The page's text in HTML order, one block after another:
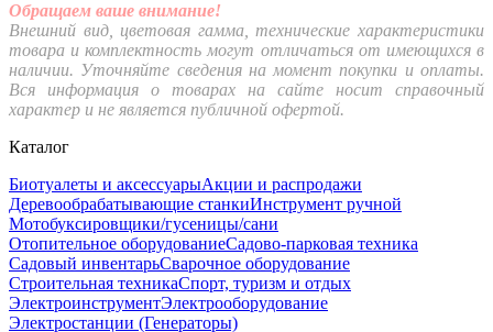
Обращаем ваше внимание!
Внешний вид, цветовая гамма, технические характеристики
товара и комплектность могут отличаться от имеющихся в
наличии. Уточняйте сведения на момент покупки и оплаты.
Вся информация о товарах на сайте носит справочный
характер и не является публичной офертой.
Каталог
Биотуалеты и аксессуарыАкции и распродажи
Деревообрабатывающие станкиИнструмент ручной
Мотобуксировщики/гусеницы/сани
Отопительное оборудованиеСадово-парковая техника
Садовый инвентарьСварочное оборудование
Строительная техникаСпорт, туризм и отдых
ЭлектроинструментЭлектрооборудование
Электростанции (Генераторы)